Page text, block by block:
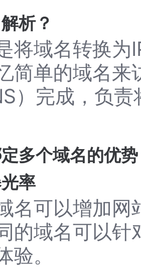
析？
将域名转换为
简单的域名
）完成，负
多个域名的优势
率
名可以增加
的域名可以
验。